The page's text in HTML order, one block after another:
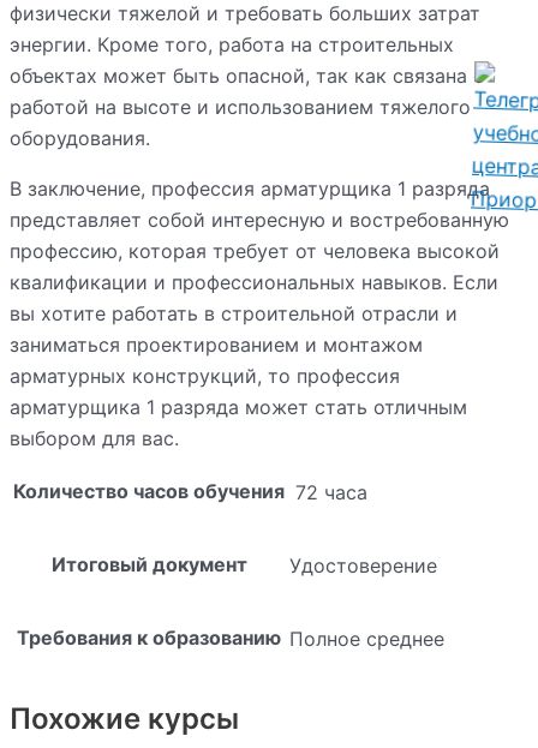
физически тяжелой и требовать больших затрат
энергии. Кроме того, работа на строительных
объектах может быть опасной, так как связана с
работой на высоте и использованием тяжелого
оборудования.
В заключение, профессия арматурщика 1 разряда
представляет собой интересную и востребованную
профессию, которая требует от человека высокой
квалификации и профессиональных навыков. Если
вы хотите работать в строительной отрасли и
заниматься проектированием и монтажом
арматурных конструкций, то профессия
арматурщика 1 разряда может стать отличным
выбором для вас.
Количество часов обучения 72 часа
Итоговый документ Удостоверение
Требования к образованию Полное среднее
Похожие курсы